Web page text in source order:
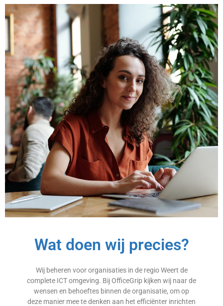
Wat doen wij precies?
Wij beheren voor organisaties in de regio Weert de
complete ICT omgeving. Bij OfficeGrip kijken wij naar de
wensen en behoeftes binnen de organisatie, om op
deze manier mee te denken aan het efficiënter inrichten